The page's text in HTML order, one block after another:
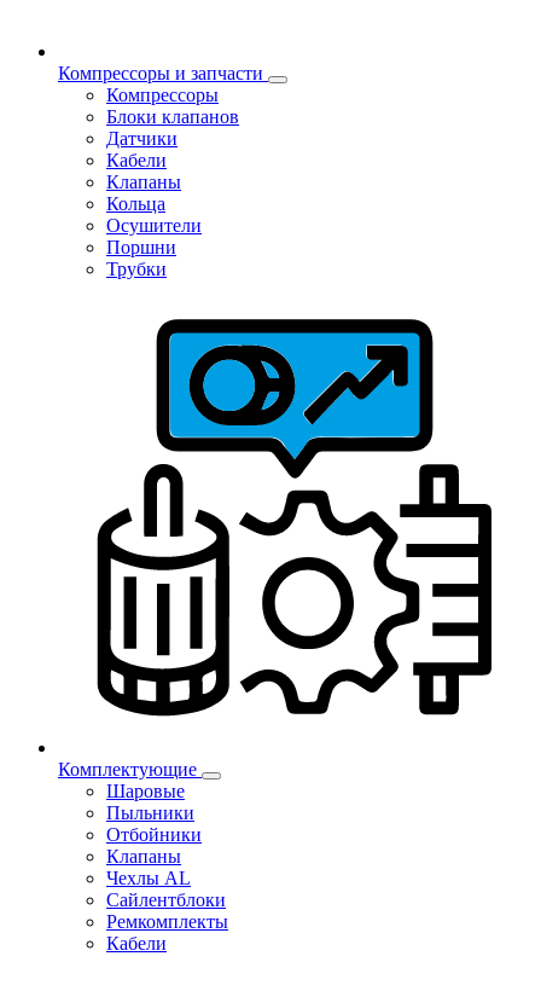
Компрессоры и запчасти
Компрессоры
Блоки клапанов
Датчики
Кабели
Клапаны
Кольца
Осушители
Поршни
Трубки
Комплектующие
Шаровые
Пыльники
Отбойники
Клапаны
Чехлы AL
Сайлентблоки
Ремкомплекты
Кабели